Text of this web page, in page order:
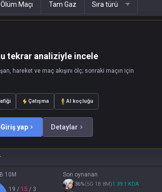
Ölüm Maçı Tam Gaz Sıra türü
tekrar analiziyle incele
hareket ve maç akışını ölç; sonraki maçın için
Çatışma AI koçluğu
Giriş yap Detaylar
10M
19 / 15 / 3
Son oynanan
36%(5G 1B 8M)1.39:1 KDA